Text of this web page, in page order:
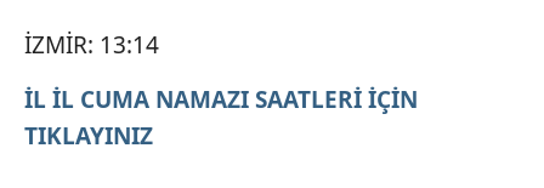
İZMİR: 13:14
İL İL CUMA NAMAZI SAATLERİ İÇİN
TIKLAYINIZ